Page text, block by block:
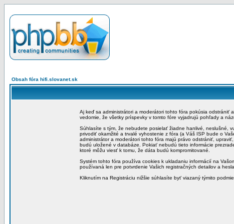
Obsah fóra hifi.slovanet.sk
Aj keď sa administrátori a moderátori tohto fóra pokúsia
vedomie, že všetky príspevky v tomto fóre vyjadrujú pohľady a
Súhlasíte s tým, že nebudete posielať žiadne hanlivé, neslušné,
privodiť okamžité a trvalé vyhostenie z fóra (a Váš ISP bude o
administrátor a moderátori tohto fóra majú právo odstrániť,
budú uložené v databáze. Pokiať nebudú tieto informácie
ktoré môžu viesť k tomu, že dáta budú kompromitované.
Systém tohto fóra používa cookies k ukladaniu informácií na
používaná len pre potvrdenie Vašich registračných detailov a
Kliknutím na Registráciu nižšie súhlasíte byť viazaný týmito